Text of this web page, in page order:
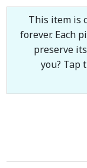
This item is
forever. Each
preserve
you?